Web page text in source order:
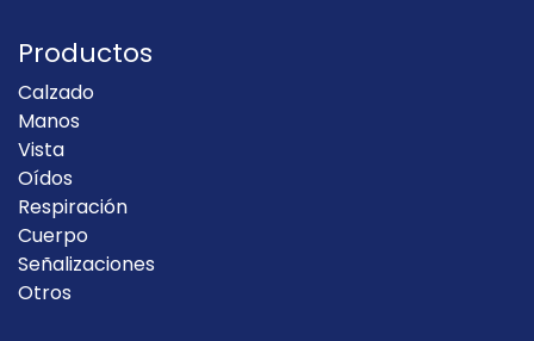
Productos
Calzado
Manos
Vista
Oídos
Respiración
Cuerpo
Señalizaciones
Otros